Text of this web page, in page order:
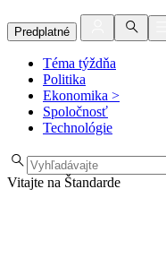
Predplatné
Téma týždňa
Politika
Ekonomika >
Spoločnosť
Technológie
Vitajte na Štandarde